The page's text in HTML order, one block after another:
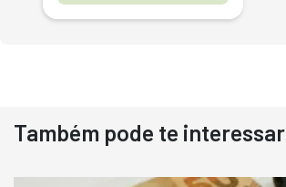
Destaque
Usado
Também pode te interessar